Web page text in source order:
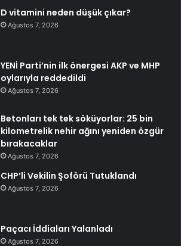
D vitamini neden düşük çıkar?
Ağustos 7, 2026
YENİ Parti’nin ilk önergesi AKP ve MHP
oylarıyla reddedildi
Ağustos 7, 2026
Betonları tek tek söküyorlar: 25 bin
kilometrelik nehir ağını yeniden özgür
bırakacaklar
Ağustos 7, 2026
CHP’li Vekilin Şoförü Tutuklandı
Ağustos 7, 2026
Paçacı İddiaları Yalanladı
Ağustos 7, 2026